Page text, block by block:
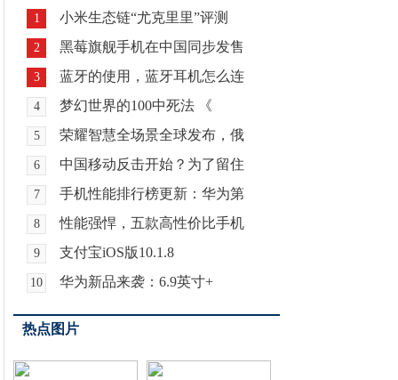
1 小米生态链“尤克里里”评测
2 黑莓旗舰手机在中国同步发售
3 蓝牙的使用，蓝牙耳机怎么连
4 梦幻世界的100中死法 《
5 荣耀智慧全场景全球发布，俄
6 中国移动反击开始？为了留住
7 手机性能排行榜更新：华为第
8 性能强悍，五款高性价比手机
9 支付宝iOS版10.1.8
10 华为新品来袭：6.9英寸+
热点图片